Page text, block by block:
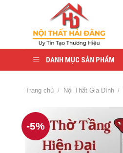
DANH MỤC SẢN PHẨM
Trang chủ / Nội Thất Gia Đình /
-5%